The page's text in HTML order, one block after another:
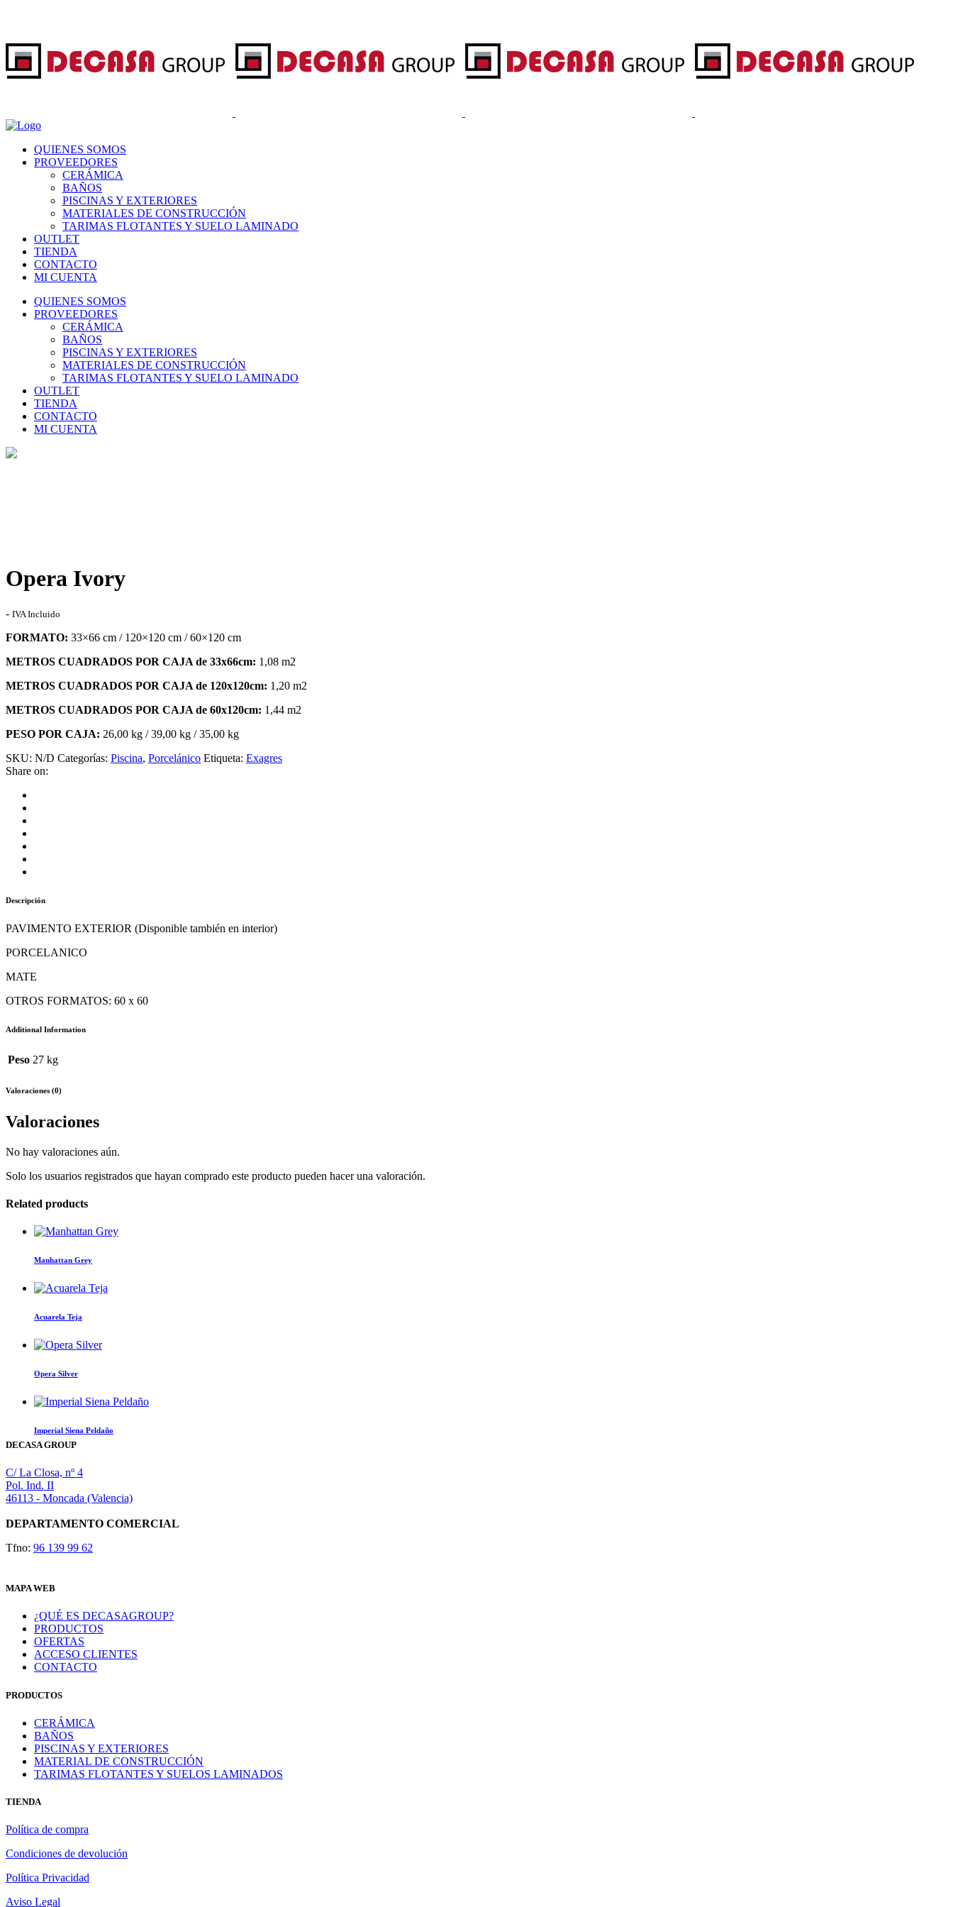
QUIENES SOMOS
PROVEEDORES
CERÁMICA
BAÑOS
PISCINAS Y EXTERIORES
MATERIALES DE CONSTRUCCIÓN
TARIMAS FLOTANTES Y SUELO LAMINADO
OUTLET
TIENDA
CONTACTO
MI CUENTA
QUIENES SOMOS
PROVEEDORES
CERÁMICA
BAÑOS
PISCINAS Y EXTERIORES
MATERIALES DE CONSTRUCCIÓN
TARIMAS FLOTANTES Y SUELO LAMINADO
OUTLET
TIENDA
CONTACTO
MI CUENTA
Opera Ivory
- Rango
precios:
31,30€
73,00€
IVA Incluido
FORMATO: 33×66 cm / 120×120 cm / 60×120 cm
METROS CUADRADOS POR CAJA de 33x66cm: 1,08 m2
METROS CUADRADOS POR CAJA de 120x120cm: 1,20 m2
METROS CUADRADOS POR CAJA de 60x120cm: 1,44 m2
PESO POR CAJA: 26,00 kg / 39,00 kg / 35,00 kg
SKU: N/D Categorías: Piscina, Porcelánico Etiqueta: Exagres
Share on:
Descripción
PAVIMENTO EXTERIOR (Disponible también en interior)
PORCELANICO
MATE
OTROS FORMATOS: 60 x 60
Additional Information
Peso 27 kg
Valoraciones (0)
Valoraciones
No hay valoraciones aún.
Solo los usuarios registrados que hayan comprado este producto pueden hacer una valoración.
Related products
Manhattan Grey
elegir
la
Acuarela Teja
Este
variantes.
Las
se
página
producto
Opera Silver
Imperial Siena Peldaño
DECASA GROUP
C/ La Closa, nº 4
Pol. Ind. II
46113 - Moncada (Valencia)
DEPARTAMENTO COMERCIAL
Tfno: 96 139 99 62
MAPA WEB
¿QUÉ ES DECASAGROUP?
PRODUCTOS
OFERTAS
ACCESO CLIENTES
CONTACTO
PRODUCTOS
CERÁMICA
BAÑOS
PISCINAS Y EXTERIORES
MATERIAL DE CONSTRUCCIÓN
TARIMAS FLOTANTES Y SUELOS LAMINADOS
TIENDA
Política de compra
Condiciones de devolución
Política Privacidad
Aviso Legal